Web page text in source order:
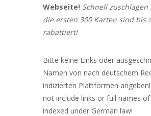
Webseite! Schnell zuschlagen
die ersten 300 Karten sind bis
rabattiert!
Bitte keine Links oder
Namen von nach deutschem
indizierten Plattformen
not include links or full names
indexed under German law!